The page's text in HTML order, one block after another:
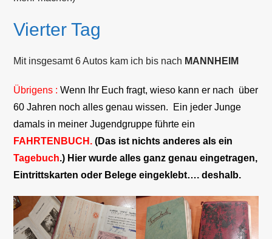
Vierter Tag
Mit insgesamt 6 Autos kam ich bis nach MANNHEIM
Übrigens :Wenn Ihr Euch fragt, wieso kann er nach über
60 Jahren noch alles genau wissen. Ein jeder Junge
damals in meiner Jugendgruppe führte ein
FAHRTENBUCH.(Das ist nichts anderes als ein
Tagebuch.) Hier wurde alles ganz genau eingetragen,
Eintrittskarten oder Belege eingeklebt…. deshalb.